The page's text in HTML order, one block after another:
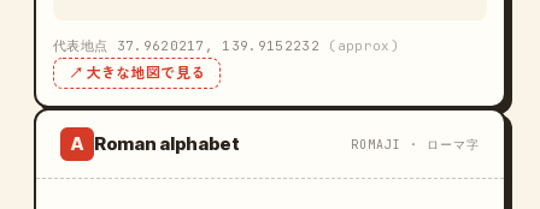
代表地点 37.9620217, 139.9152232 (approx)
↗ 大きな地図で見る
A Roman alphabet ROMAJI · ローマ字